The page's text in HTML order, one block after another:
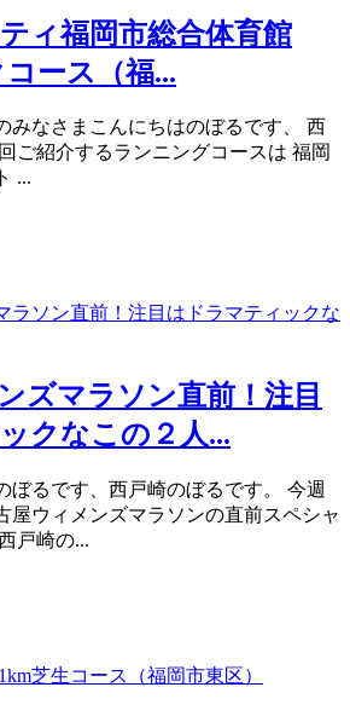
ィ福岡市総合体育館
ース（福...
みなさまこんにちはのぼるです、 西
ご紹介するランニングコースは 福岡
...
ズマラソン直前！注目
クなこの２人...
ぼるです、西戸崎のぼるです。 今週
屋ウィメンズマラソンの直前スペシャ
戸崎の...